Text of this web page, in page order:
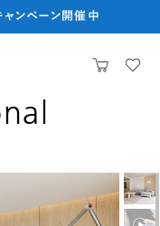
ンペーン開催中